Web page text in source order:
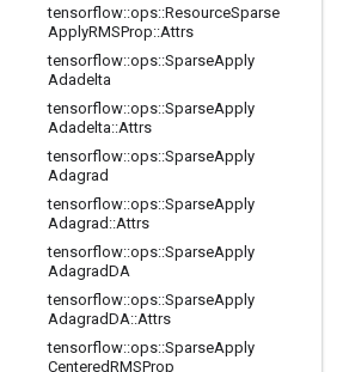
tensorflow::ops::ResourceSparse
ApplyRMSProp::Attrs
tensorflow::ops::SparseApply
Adadelta
tensorflow::ops::SparseApply
Adadelta::Attrs
tensorflow::ops::SparseApply
Adagrad
tensorflow::ops::SparseApply
Adagrad ::Attrs
tensorflow::ops::SparseApply
AdagradDA
tensorflow::ops::SparseApply
AdagradDA::Attrs
tensorflow::ops::SparseApply
CenteredRMSProp